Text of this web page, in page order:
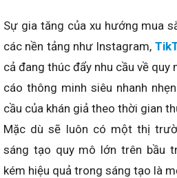
Sự gia tăng của xu hướng mua
các nền tảng như Instagram,
cả đang thúc đẩy nhu cầu về quy
cáo thông minh siêu nhanh
cầu của khán giả theo thời gian
Mặc dù sẽ luôn có một thị
sáng tạo quy mô lớn trên bầu
kém hiệu quả trong sáng tạo là